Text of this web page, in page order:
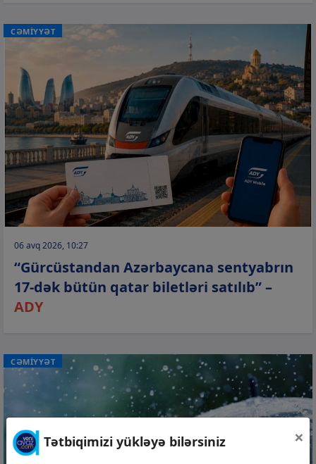
CƏMİYYƏT
06 avq 2026, 10:27
“Gürcüstandan Azərbaycana sentyabrın
17-dək bütün qatar biletləri satılıb” –
ADY
CƏMİYYƏT
Tətbiqimizi yükləyə bilərsiniz ×